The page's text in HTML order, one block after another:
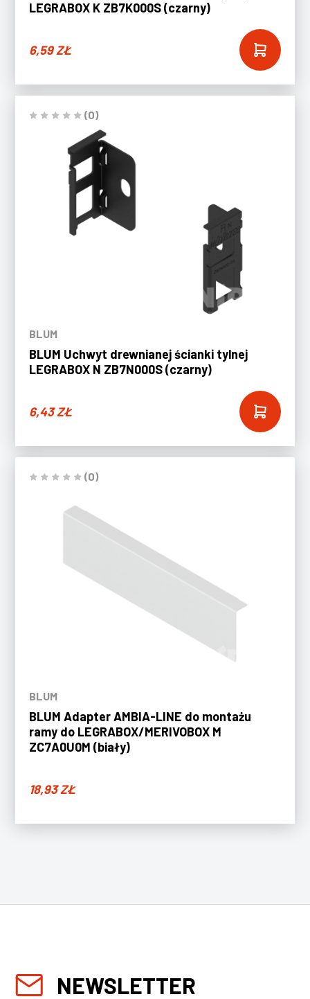
LEGRABOX K ZB7K000S (czarny)
6,59ZŁ
(0)
BLUM
BLUM Uchwyt drewnianej ścianki tylnej
LEGRABOX N ZB7N000S (czarny)
6,43ZŁ
(0)
BLUM
BLUM Adapter AMBIA-LINE do montażu
ramy do LEGRABOX/MERIVOBOX M
ZC7A0U0M (biały)
18,93ZŁ
NEWSLETTER